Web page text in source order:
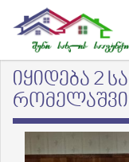
იყიდება 2